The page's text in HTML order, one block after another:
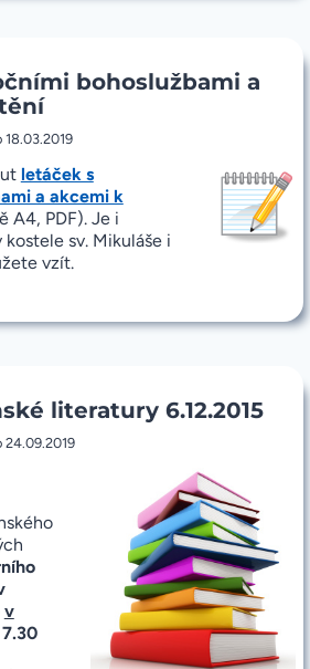
bohoslužbami a
18.03.2019
letáček s
a akcemi k
A4, PDF). Je i
sv. Mikuláše i
vzít.
literatury 6.12.2015
24.09.2019
v